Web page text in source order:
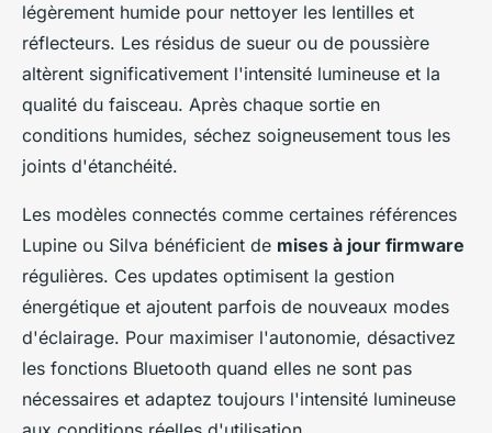
légèrement humide pour nettoyer les lentilles et
réflecteurs. Les résidus de sueur ou de poussière
altèrent significativement l'intensité lumineuse et la
qualité du faisceau. Après chaque sortie en
conditions humides, séchez soigneusement tous les
joints d'étanchéité.
Les modèles connectés comme certaines références
Lupine ou Silva bénéficient de mises à jour firmware
régulières. Ces updates optimisent la gestion
énergétique et ajoutent parfois de nouveaux modes
d'éclairage. Pour maximiser l'autonomie, désactivez
les fonctions Bluetooth quand elles ne sont pas
nécessaires et adaptez toujours l'intensité lumineuse